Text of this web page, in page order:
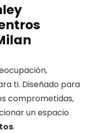
ti. Diseñado para
comprometidas,
un espacio
.